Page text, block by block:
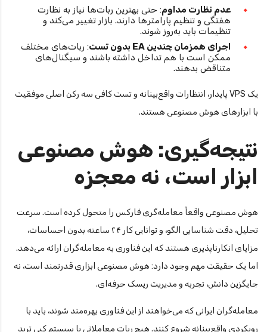
عدم نظارت مداوم: حتی بهترین ربات‌ها نیاز به نظارت
هفتگی و تنظیم پارامترها دارند. بازار تغییر می‌کند و
تنظیمات باید به‌روز شوند.
اجرای همزمان چندین EA بدون تست
: ربات‌های مختلف
ممکن است با هم تداخل داشته باشند و سیگنال‌های
متناقض بدهند.
یک VPS پایدار، انتظارات واقع‌بینانه و تست کافی سه رکن اصلی موفقیت
با ابزارهای هوش مصنوعی هستند.
نتیجه‌گیری: هوش مصنوعی
ابزار است، نه معجزه
هوش مصنوعی واقعاً معامله‌گری فارکس را متحول کرده است. سرعت
تحلیل، دقت شناسایی الگو، و توانایی کار ۲۴ ساعته بدون احساسات،
مزایای انکارناپذیری هستند که این فناوری به معامله‌گران ارائه می‌دهد.
اما یک حقیقت مهم وجود دارد: هوش مصنوعی ابزاری قدرتمند است، نه
جایگزین دانش، تجربه و مدیریت ریسک حرفه‌ای.
معامله‌گران ایرانی که می‌خواهند از این فناوری بهره‌مند شوند، باید با
رویکردی واقع‌بینانه شروع کنند. هیچ ربات معاملاتی یا سیستم کپی ترید